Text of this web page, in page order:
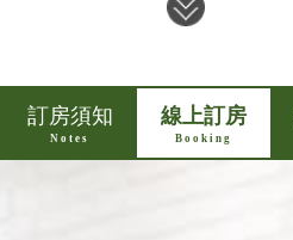
訂房須知
Notes
線上訂房
Booking